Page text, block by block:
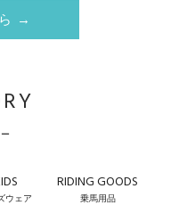
→
ウェア
RIDING GOODS
乗馬用品